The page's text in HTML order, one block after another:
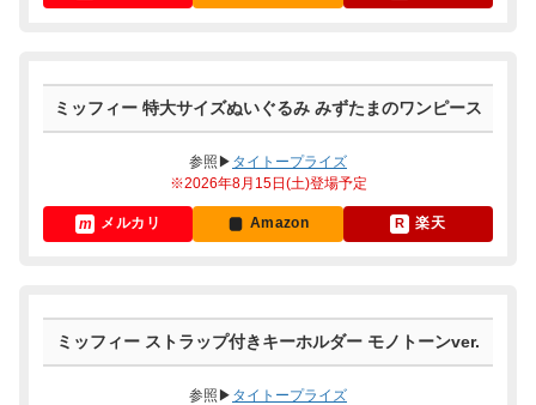
ミッフィー 特大サイズぬいぐるみ みずたまのワンピース
参照▶ タイトープライズ
※2026年8月15日(土)登場予定
メルカリ Amazon 楽天
ミッフィー ストラップ付きキーホルダー モノトーンver.
参照▶ タイトープライズ